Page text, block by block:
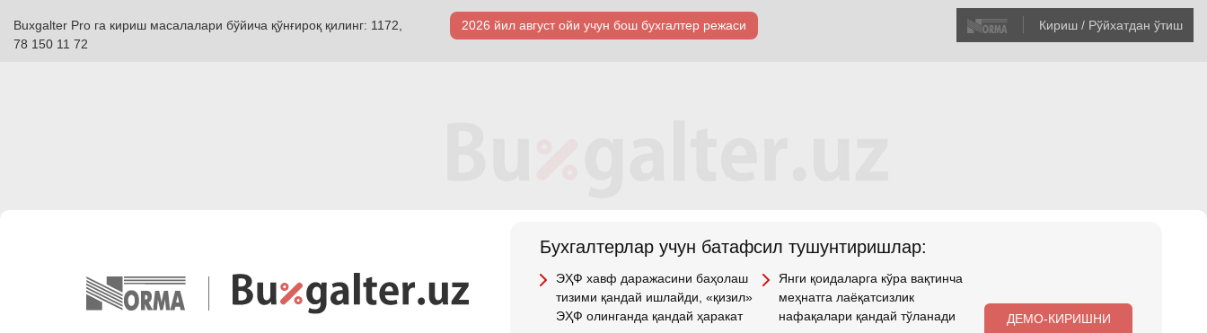
Buxgalter Pro га кириш масалалари бўйича қўнғироқ қилинг: 1172,
78 150 11 72
2026 йил август ойи учун бош бухгалтер режаси Кириш / Рўйхатдан ўтиш
Бухгалтерлар учун батафсил тушунтиришлар:
ЭҲФ хавф даражасини баҳолаш
тизими қандай ишлайди, «қизил»
ЭҲФ олинганда қандай ҳаракат
Янги қоидаларга кўра вақтинча
меҳнатга лаёқатсизлик
нафақалари қандай тўланади
ДЕМО-КИРИШНИ